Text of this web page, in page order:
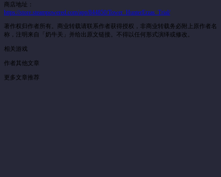
商店地址：
https://store.steampowered.com/app/844850/Tower_HunterErzas_Trial/
著作权归作者所有。商业转载请联系作者获得授权，非商业转载务必附上原作者名
称，注明来自「奶牛关」并给出原文链接。不得以任何形式演绎或修改。
相关游戏
作者其他文章
更多文章推荐